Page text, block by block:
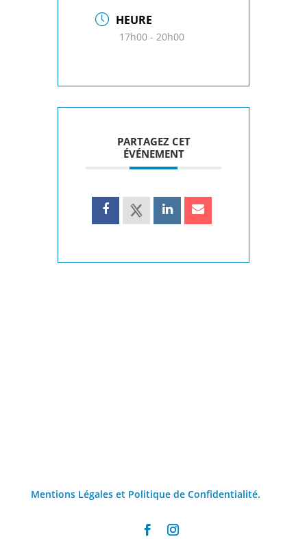
HEURE
17h00 - 20h00
PARTAGEZ CET
ÉVÉNEMENT
Mentions Légales et Politique de Confidentialité.